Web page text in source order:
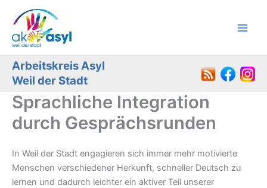
Inhalt
springen
Arbeitskreis Asyl
Weil der Stadt
Sprachliche Integration
durch Gesprächsrunden
In Weil der Stadt engagieren sich immer mehr motivierte
Menschen verschiedener Herkunft, schneller Deutsch zu
lernen und dadurch leichter ein aktiver Teil unserer